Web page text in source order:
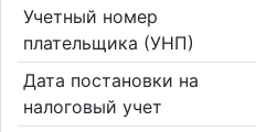
Учетный номер
плательщика (УНП)
Дата постановки на
налоговый учет